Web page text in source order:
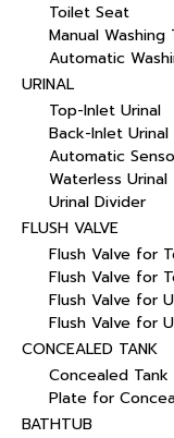
Toilet Seat
Manual
Automatic
URINAL
Top-Inlet Urinal
Back-Inlet Urinal
Automatic
Waterless Urinal
Urinal Divider
FLUSH VALVE
Flush Valve for
Flush Valve for
Flush Valve for
Flush Valve for
CONCEALED TANK
Concealed Tank
Plate for
BATHTUB